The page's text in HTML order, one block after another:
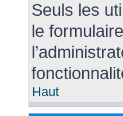
Seuls les
le
Haut